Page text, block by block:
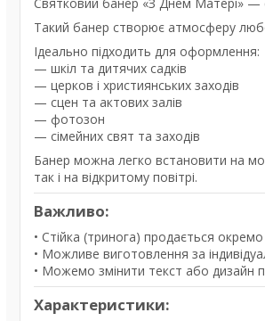
Такий банер створює атмосферу
Ідеально підходить для оформлення:
— шкіл та дитячих садків
— церков і християнських заходів
— сцен та актових залів
— фотозон
— сімейних свят та заходів
Банер можна легко встановити на
так і на відкритому повітрі.
Важливо:
• Стійка (тринога) продається окремо
• Можливе виготовлення за
• Можемо змінити текст або дизайн
Характеристики: